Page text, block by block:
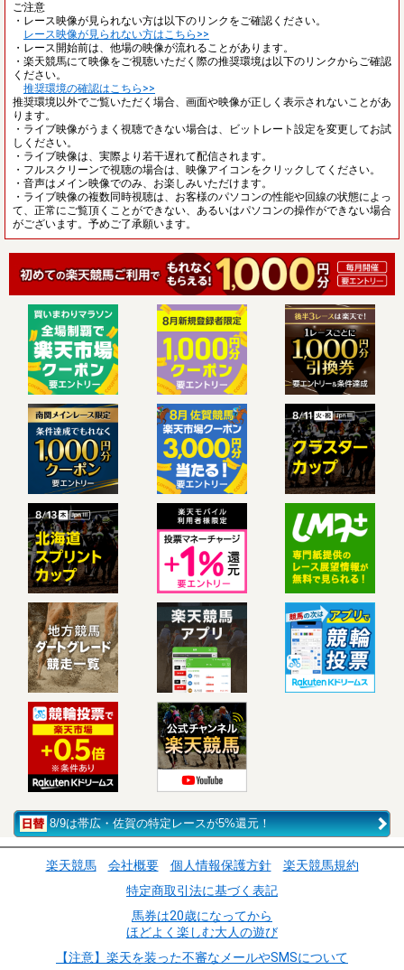
ご注意
・レース映像が見られない方は以下のリンクをご確認ください。
レース映像が見られない方はこちら>>
・レース開始前は、他場の映像が流れることがあります。
・楽天競馬にて映像をご視聴いただく際の推奨環境は以下のリンクからご確認
ください。
推奨環境の確認はこちら>>
推奨環境以外でご覧いただく場合、画面や映像が正しく表示されないことがあ
ります。
・ライブ映像がうまく視聴できない場合は、ビットレート設定を変更してお試
しください。
・ライブ映像は、実際より若干遅れて配信されます。
・フルスクリーンで視聴の場合は、映像アイコンをクリックしてください。
・音声はメイン映像でのみ、お楽しみいただけます。
・ライブ映像の複数同時視聴は、お客様のパソコンの性能や回線の状態によっ
て、正常にご覧頂くことができない、あるいはパソコンの操作ができない場合
がございます。予めご了承願います。
8/9は帯広・佐賀の特定レースが5%還元！
楽天競馬 会社概要 個人情報保護方針
楽天競馬規約
特定商取引法に基づく表記
馬券は20歳になってから
ほどよく楽しむ大人の遊び
【注意】楽天を装った不審なメールやSMSについて